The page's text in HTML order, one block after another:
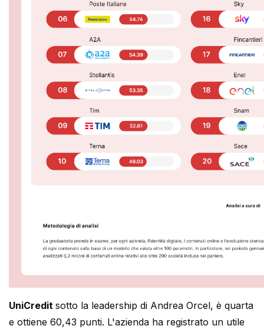
UniCredit sotto la leadership di Andrea Orcel, è quarta
e ottiene 60,43 punti. L'azienda ha registrato un utile